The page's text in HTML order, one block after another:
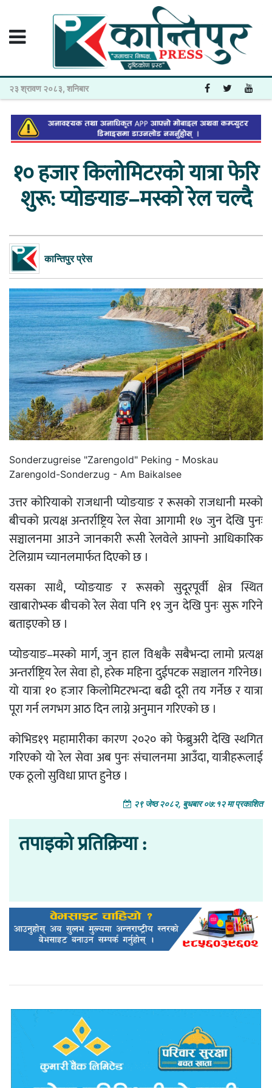
२३ श्रावण २०८३, शनिबार
१० हजार किलोमिटरको यात्रा फेरि
शुरू: प्योङयाङ–मस्को रेल चल्दै
कान्तिपुर प्रेस
Sonderzugreise "Zarengold" Peking - Moskau
Zarengold-Sonderzug - Am Baikalsee
उत्तर कोरियाको राजधानी प्योङयाङ र रूसको राजधानी मस्को
बीचको प्रत्यक्ष अन्तर्राष्ट्रिय रेल सेवा आगामी १७ जुन देखि पुनः
सञ्चालनमा आउने जानकारी रूसी रेलवेले आफ्नो आधिकारिक
टेलिग्राम च्यानलमार्फत दिएको छ ।
यसका साथै, प्योङयाङ र रूसको सुदूरपूर्वी क्षेत्र स्थित
खाबारोभ्स्क बीचको रेल सेवा पनि १९ जुन देखि पुनः सुरू गरिने
बताइएको छ ।
प्योङयाङ–मस्को मार्ग, जुन हाल विश्वकै सबैभन्दा लामो प्रत्यक्ष
अन्तर्राष्ट्रिय रेल सेवा हो, हरेक महिना दुईपटक सञ्चालन गरिनेछ।
यो यात्रा १० हजार किलोमिटरभन्दा बढी दूरी तय गर्नेछ र यात्रा
पूरा गर्न लगभग आठ दिन लाग्ने अनुमान गरिएको छ ।
कोभिड१९ महामारीका कारण २०२० को फेब्रुअरी देखि स्थगित
गरिएको यो रेल सेवा अब पुनः संचालनमा आउँदा, यात्रीहरूलाई
एक ठूलो सुविधा प्राप्त हुनेछ ।
२९ जेष्ठ २०८२, बुधबार ०७:१२ मा प्रकाशित
तपाइको प्रतिक्रिया :